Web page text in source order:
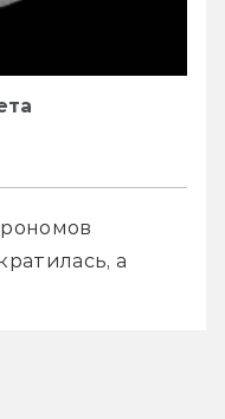
а